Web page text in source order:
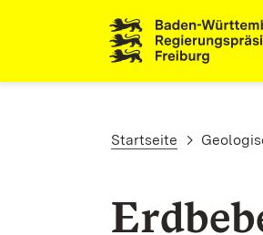
Startseite